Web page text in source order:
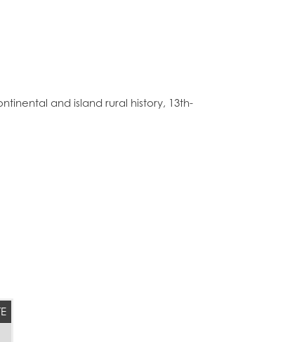
and island rural history, 13th-